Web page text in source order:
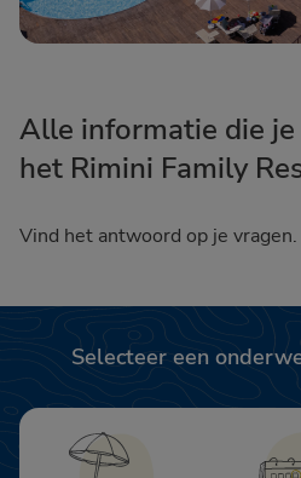
Alle informatie die
het Rimini Family
Vind het antwoord op je vragen.
Selecteer een